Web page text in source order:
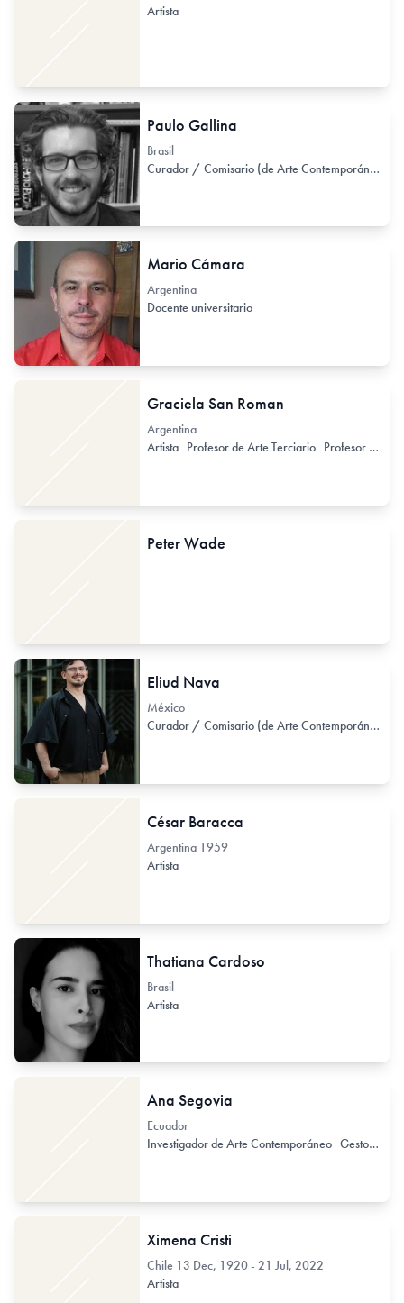
Artista
Paulo Gallina
Brasil
Curador / Comisario (de Arte Contemporáneo)
Mario Cámara
Argentina
Docente universitario
Graciela San Roman
Argentina
Artista Profesor de Arte Terciario Profesor / Docente no formal
Peter Wade
Eliud Nava
México
Curador / Comisario (de Arte Contemporáneo)
César Baracca
Argentina 1959
Artista
Thatiana Cardoso
Brasil
Artista
Ana Segovia
Ecuador
Investigador de Arte Contemporáneo Gestor de Arte Contemporáneo
Ximena Cristi
Chile 13 Dec, 1920 - 21 Jul, 2022
Artista